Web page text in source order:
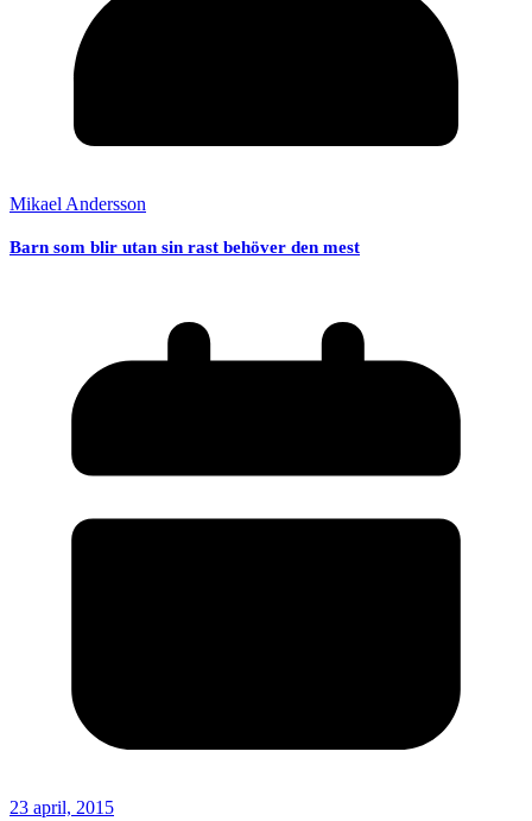
Mikael Andersson
Barn som blir utan sin rast behöver den mest
23 april, 2015